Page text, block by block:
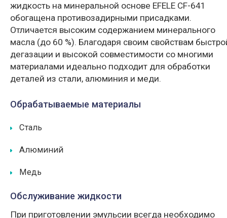
жидкость на минеральной основе EFELE CF-641
обогащена противозадирными присадками.
Отличается высоким содержанием минерального
масла (до 60 %). Благодаря своим свойствам
дегазации и высокой совместимости со многими
материалами идеально подходит для обработки
деталей из стали, алюминия и меди.
Обрабатываемые материалы
Сталь
Алюминий
Медь
Обслуживание жидкости
При приготовлении эмульсии всегда необходимо